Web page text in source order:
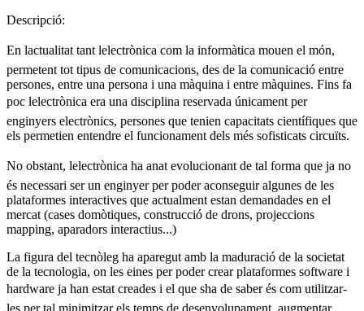
Descripció:
En lactualitat tant lelectrònica com la informàtica mouen el món,
permetent tot tipus de comunicacions, des de la comunicació entre
persones, entre una persona i una màquina i entre màquines. Fins fa
poc lelectrònica era una disciplina reservada únicament per
enginyers electrònics, persones que tenien capacitats científiques que
els permetien entendre el funcionament dels més sofisticats circuïts.
No obstant, lelectrònica ha anat evolucionant de tal forma que ja no
és necessari ser un enginyer per poder aconseguir algunes de les
plataformes interactives que actualment estan demandades en el
mercat (cases domòtiques, construcció de drons, projeccions
mapping, aparadors interactius...)
La figura del tecnòleg ha aparegut amb la maduració de la societat
de la tecnologia, on les eines per poder crear plataformes software i
hardware ja han estat creades i el que sha de saber és com utilitzar-
les per tal minimitzar els temps de desenvolupament, augmentar